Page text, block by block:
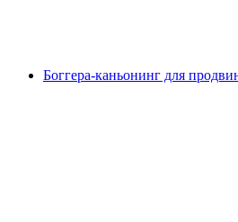
Боггера-каньонинг для